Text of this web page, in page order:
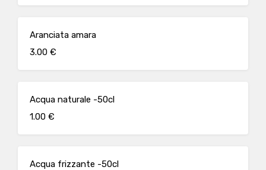
Aranciata amara
3.00 €
Acqua naturale -50cl
1.00 €
Acqua frizzante -50cl